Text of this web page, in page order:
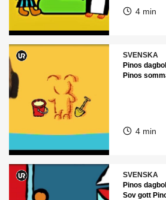
4 min
SVENSKA
Pinos
Pinos
4 min
SVENSKA
Pinos
Sov gott